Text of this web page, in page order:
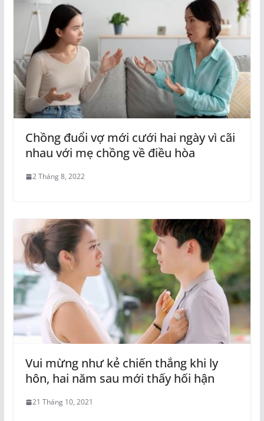
Chồng đuổi vợ mới cưới hai ngày vì cãi
nhau với mẹ chồng về điều hòa
2 Tháng 8, 2022
Vui mừng như kẻ chiến thắng khi ly
hôn, hai năm sau mới thấy hối hận
21 Tháng 10, 2021